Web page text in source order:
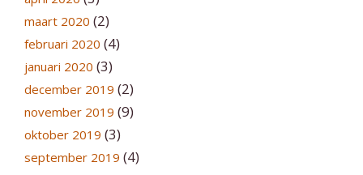
maart 2020 (2)
februari 2020 (4)
januari 2020 (3)
december 2019 (2)
november 2019 (9)
oktober 2019 (3)
september 2019 (4)